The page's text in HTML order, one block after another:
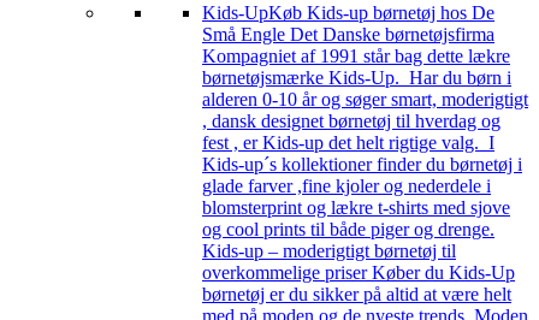
Kids-UpKøb Kids-up børnetøj hos De
Små Engle Det Danske børnetøjsfirma
Kompagniet af 1991 står bag dette lækre
børnetøjsmærke Kids-Up. Har du børn i
alderen 0-10 år og søger smart, moderigtigt
, dansk designet børnetøj til hverdag og
fest , er Kids-up det helt rigtige valg. I
Kids-up´s kollektioner finder du børnetøj i
glade farver ,fine kjoler og nederdele i
blomsterprint og lækre t-shirts med sjove
og cool prints til både piger og drenge.
Kids-up – moderigtigt børnetøj til
overkommelige priser Køber du Kids-Up
børnetøj er du sikker på altid at være helt
med på moden og de nyeste trends. Moden